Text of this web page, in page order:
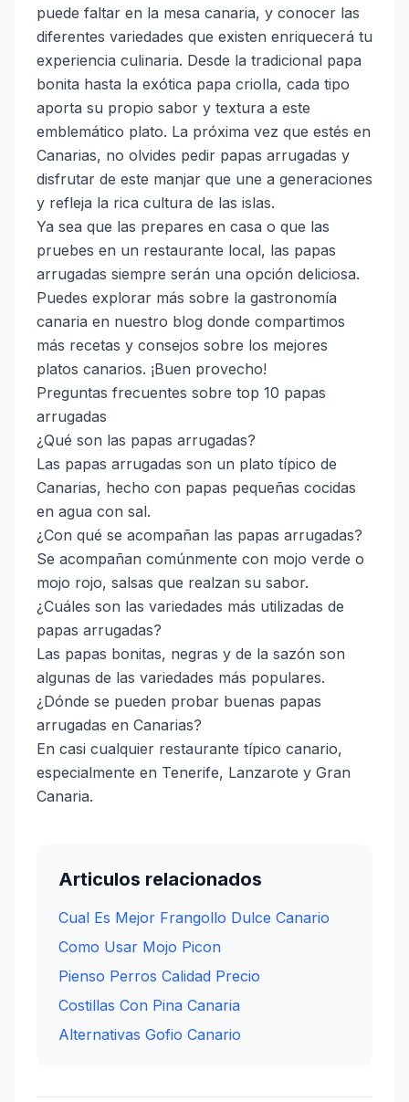
puede faltar en la mesa canaria, y conocer las
diferentes variedades que existen enriquecerá tu
experiencia culinaria. Desde la tradicional papa
bonita hasta la exótica papa criolla, cada tipo
aporta su propio sabor y textura a este
emblemático plato. La próxima vez que estés en
Canarias, no olvides pedir papas arrugadas y
disfrutar de este manjar que une a generaciones
y refleja la rica cultura de las islas.
Ya sea que las prepares en casa o que las
pruebes en un restaurante local, las papas
arrugadas siempre serán una opción deliciosa.
Puedes explorar más sobre la gastronomía
canaria en nuestro blog donde compartimos
más recetas y consejos sobre los mejores
platos canarios. ¡Buen provecho!
Preguntas frecuentes sobre top 10 papas
arrugadas
¿Qué son las papas arrugadas?
Las papas arrugadas son un plato típico de
Canarias, hecho con papas pequeñas cocidas
en agua con sal.
¿Con qué se acompañan las papas arrugadas?
Se acompañan comúnmente con mojo verde o
mojo rojo, salsas que realzan su sabor.
¿Cuáles son las variedades más utilizadas de
papas arrugadas?
Las papas bonitas, negras y de la sazón son
algunas de las variedades más populares.
¿Dónde se pueden probar buenas papas
arrugadas en Canarias?
En casi cualquier restaurante típico canario,
especialmente en Tenerife, Lanzarote y Gran
Canaria.
Articulos relacionados
Cual Es Mejor Frangollo Dulce Canario
Como Usar Mojo Picon
Pienso Perros Calidad Precio
Costillas Con Pina Canaria
Alternativas Gofio Canario